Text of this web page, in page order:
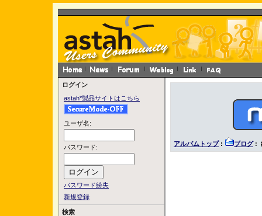
ログイン
astah*製品サイトはこちら
ユーザ名:
パスワード:
パスワード紛失
新規登録
検索
アルバムトップ: ブログ: